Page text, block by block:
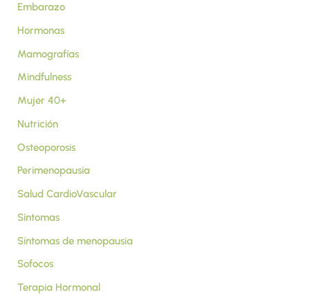
Embarazo
Hormonas
Mamografías
Mindfulness
Mujer 40+
Nutrición
Osteoporosis
Perimenopausia
Salud CardioVascular
Síntomas
Síntomas de menopausia
Sofocos
Terapia Hormonal